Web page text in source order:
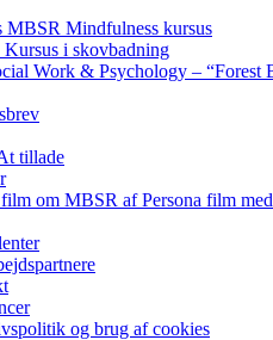
MBSR Mindfulness kursus
Kursus i skovbadning
Work & Psychology – “Forest
tillade
om MBSR af Persona film
og brug af cookies